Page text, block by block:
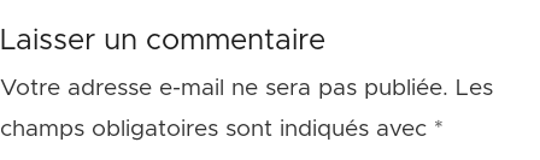
Laisser un commentaire
Votre adresse e-mail ne sera pas publiée. Les
champs obligatoires sont indiqués avec *